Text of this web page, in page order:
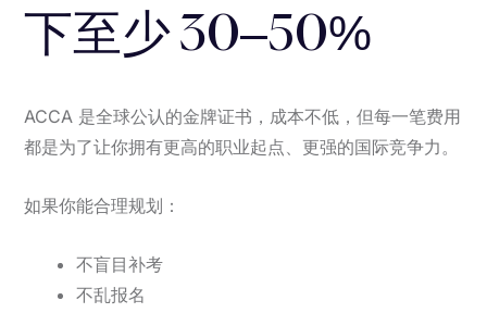
下至少 30–50%
ACCA 是全球公认的金牌证书，成本不低，但每一笔费用
都是为了让你拥有更高的职业起点、更强的国际竞争力。
如果你能合理规划：
不盲目补考
不乱报名